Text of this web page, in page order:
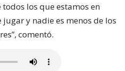
los que estamos en
y nadie es menos de los
comentó.